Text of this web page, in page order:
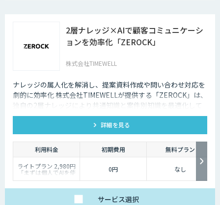
2層ナレッジ×AIで顧客コミュニケーシ
ョンを効率化「ZEROCK」
株式会社TIMEWELL
ナレッジの属人化を解消し、提案資料作成や問い合わせ対応を
劇的に効率化 株式会社TIMEWELLが提供する「ZEROCK」は、
独自の2層ナレッジにより共通知識と案件別知識を最適化して
活用できるAIエージェントです 。資料作成や返信工数を最大
80%削減し、商談獲得までを自動化します。
詳細を見る
利用料金 初期費用
無料プラン
ライトプラン 2,980円
「まずは個人でAIを使
い倒したい」方に
で、日々の壁打ちや調
0円 なし
サービス選択